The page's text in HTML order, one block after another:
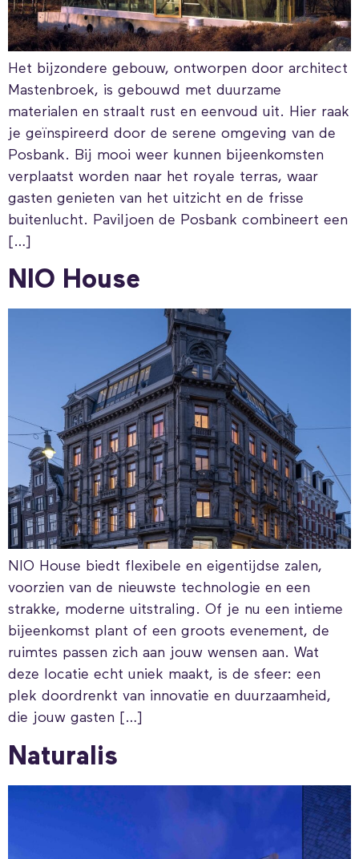
Het bijzondere gebouw, ontworpen door architect
Mastenbroek, is gebouwd met duurzame
materialen en straalt rust en eenvoud uit. Hier raak
je geïnspireerd door de serene omgeving van de
Posbank. Bij mooi weer kunnen bijeenkomsten
verplaatst worden naar het royale terras, waar
gasten genieten van het uitzicht en de frisse
buitenlucht. Paviljoen de Posbank combineert een
[…]
NIO House
NIO House biedt flexibele en eigentijdse zalen,
voorzien van de nieuwste technologie en een
strakke, moderne uitstraling. Of je nu een intieme
bijeenkomst plant of een groots evenement, de
ruimtes passen zich aan jouw wensen aan. Wat
deze locatie echt uniek maakt, is de sfeer: een
plek doordrenkt van innovatie en duurzaamheid,
die jouw gasten […]
Naturalis